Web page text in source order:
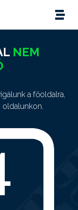
NEM
a főoldalra,